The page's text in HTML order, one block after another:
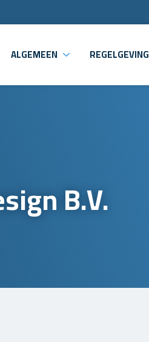
ALGEMEEN REGELGEVING
B.V.